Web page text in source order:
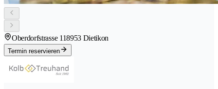
Oberdorfstrasse 118953 Dietikon
Termin reservieren